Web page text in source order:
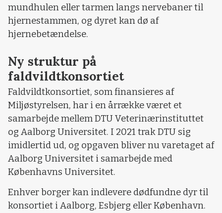
mundhulen eller tarmen langs nervebaner til
hjernestammen, og dyret kan dø af
hjernebetændelse.
Ny struktur på
faldvildtkonsortiet
Faldvildtkonsortiet, som finansieres af
Miljøstyrelsen, har i en årrække været et
samarbejde mellem DTU Veterinærinstituttet
og Aalborg Universitet. I 2021 trak DTU sig
imidlertid ud, og opgaven bliver nu varetaget af
Aalborg Universitet i samarbejde med
Københavns Universitet.
Enhver borger kan indlevere dødfundne dyr til
konsortiet i Aalborg, Esbjerg eller København.